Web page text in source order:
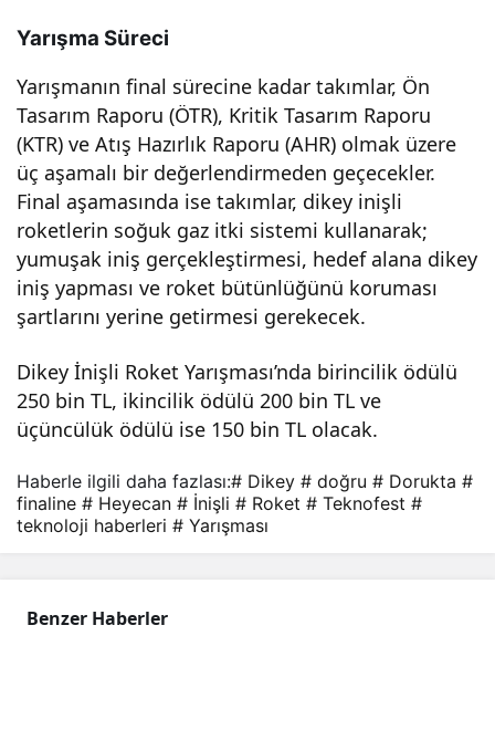
Yarışma Süreci
Yarışmanın final sürecine kadar takımlar, Ön
Tasarım Raporu (ÖTR), Kritik Tasarım Raporu
(KTR) ve Atış Hazırlık Raporu (AHR) olmak üzere
üç aşamalı bir değerlendirmeden geçecekler.
Final aşamasında ise takımlar, dikey inişli
roketlerin soğuk gaz itki sistemi kullanarak;
yumuşak iniş gerçekleştirmesi, hedef alana dikey
iniş yapması ve roket bütünlüğünü koruması
şartlarını yerine getirmesi gerekecek.
Dikey İnişli Roket Yarışması’nda birincilik ödülü
250 bin TL, ikincilik ödülü 200 bin TL ve
üçüncülük ödülü ise 150 bin TL olacak.
n
Dor
ukta
!
Haberle ilgili daha fazlası:# Dikey # doğru # Dorukta #
finaline # Heyecan # İnişli # Roket # Teknofest #
teknoloji haberleri # Yarışması
Benzer Haberler